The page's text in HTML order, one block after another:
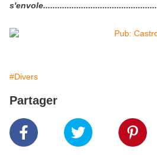
s'envole................................................
#Divers
Partager